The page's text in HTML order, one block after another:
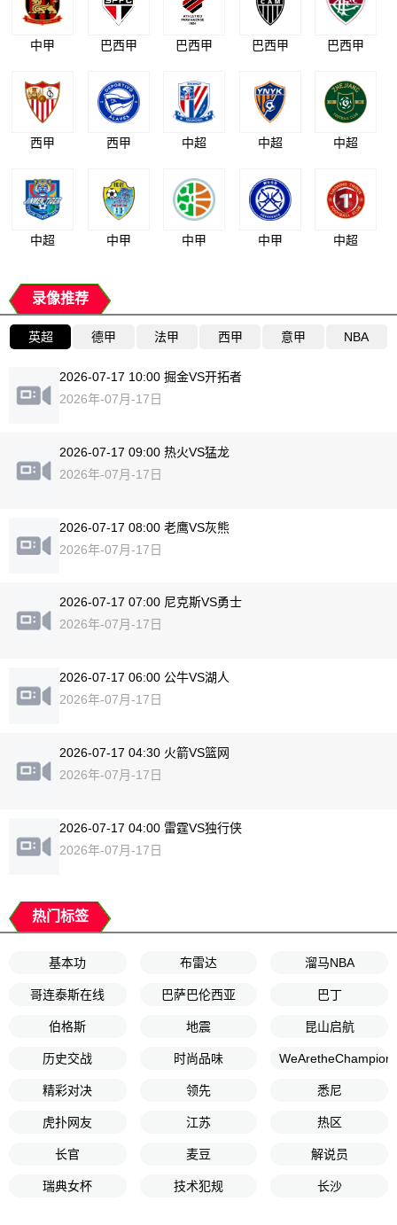
中甲 巴西甲 巴西甲 巴西甲 巴西甲
西甲 西甲 中超 中超 中超
中超 中甲 中甲 中甲 中超
录像推荐
英超 德甲 法甲 西甲 意甲 NBA
2026-07-17 10:00 掘金VS开拓者
2026年-07月-17日
2026-07-17 09:00 热火VS猛龙
2026年-07月-17日
2026-07-17 08:00 老鹰VS灰熊
2026年-07月-17日
2026-07-17 07:00 尼克斯VS勇士
2026年-07月-17日
2026-07-17 06:00 公牛VS湖人
2026年-07月-17日
2026-07-17 04:30 火箭VS篮网
2026年-07月-17日
2026-07-17 04:00 雷霆VS独行侠
2026年-07月-17日
热门标签
基本功 布雷达 溜马NBA
哥连泰斯在线 巴萨巴伦西亚 巴丁
伯格斯 地震 昆山启航
历史交战 时尚品味
精彩对决 领先 悉尼
虎扑网友 江苏 热区
长官 麦豆 解说员
瑞典女杯 技术犯规 长沙